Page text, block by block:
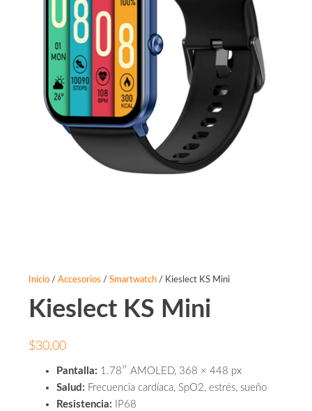
Inicio/ Accesorios / Smartwatch/ Kieslect KS Mini
Kieslect KS Mini
$30,00
Pantalla: 1.78″ AMOLED, 368 × 448 px
Salud: Frecuencia cardíaca, SpO2, estrés, sueño
Resistencia: IP68